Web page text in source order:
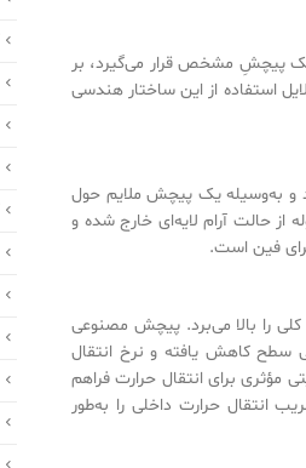
که در محور تیوب‌های مسی با قطر 8/5 اینچ و دارای یک پیچشِ مشخص قرار می‌گیرد، بر
استفاده از این ساختار هندسی
با پروفیل چندشاخه طراحی می‌شود تا درون لوله مسی 8/5 قرار گیرد و به‌وسیله یک پیچش ملایم حول
حالت آرام لایه‌ای خارج شده و
فین است.
را بالا می‌برد. پیچش مصنوعی
سطح کاهش یافته و نرخ انتقال
مؤثری برای انتقال حرارت فراهم
انتقال حرارت داخلی را به‌طور